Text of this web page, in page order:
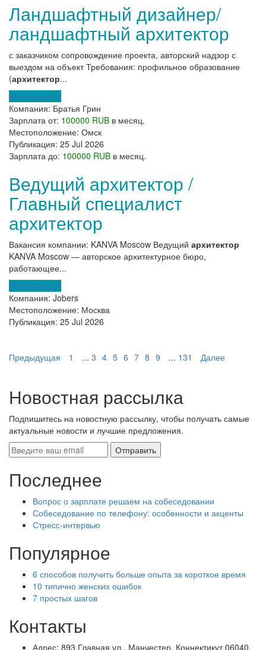
Ландшафтный дизайнер/
ландшафтный архитектор
с заказчиком сопровождение проекта, авторский надзор с
выездом на объект Требования: профильное образование
(архитектор...
Откликнуться
Компания: Братья Грин
Зарплата от: 100000 RUB в месяц.
Местоположение: Омск
Публикация: 25 Jul 2026
Зарплата до: 100000 RUB в месяц.
Ведущий архитектор /
Главный специалист
архитектор
Вакансия компании: KANVA Moscow Ведущий архитектор
KANVA Moscow — авторское архитектурное бюро,
работающее...
Откликнуться
Компания: Jobers
Местоположение: Москва
Публикация: 25 Jul 2026
Предыдущая 1 ... 3 4 5 6 7 8 9 ... 131 Далее
Новостная рассылка
Подпишитесь на новостную рассылку, чтобы получать самые
актуальные новости и лучшие предложения.
Последнее
Вопрос о зарплате решаем на собеседовании
Собеседование по телефону: особенности и акценты
Стресс-интервью
Популярное
6 способов получить больше опыта за короткое время
10 типично женских ошибок
7 простых шагов
Контакты
Адрес: 893 Главная ул., Манчестер, Коннектикут 06040,